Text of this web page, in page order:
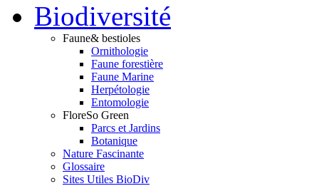
Biodiversité
Faune& bestioles
Ornithologie
Faune forestière
Faune Marine
Herpétologie
Entomologie
FloreSo Green
Parcs et Jardins
Botanique
Nature Fascinante
Glossaire
Sites Utiles BioDiv